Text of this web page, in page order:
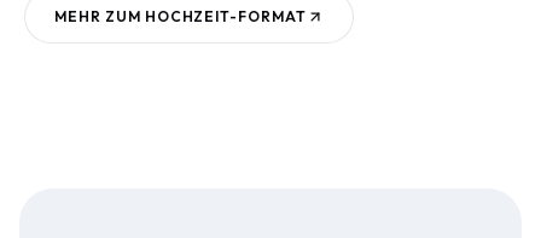
MEHR ZUM HOCHZEIT-FORMAT